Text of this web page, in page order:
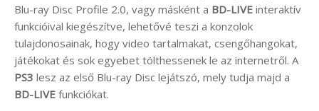
Blu-ray Disc Profile 2.0, vagy másként a BD-LIVE interaktív
funkcióival kiegészítve, lehetővé teszi a konzolok
tulajdonosainak, hogy video tartalmakat, csengőhangokat,
játékokat és sok egyebet tölthessenek le az internetről. A
PS3 lesz az első Blu-ray Disc lejátszó, mely tudja majd a
BD-LIVE funkciókat.